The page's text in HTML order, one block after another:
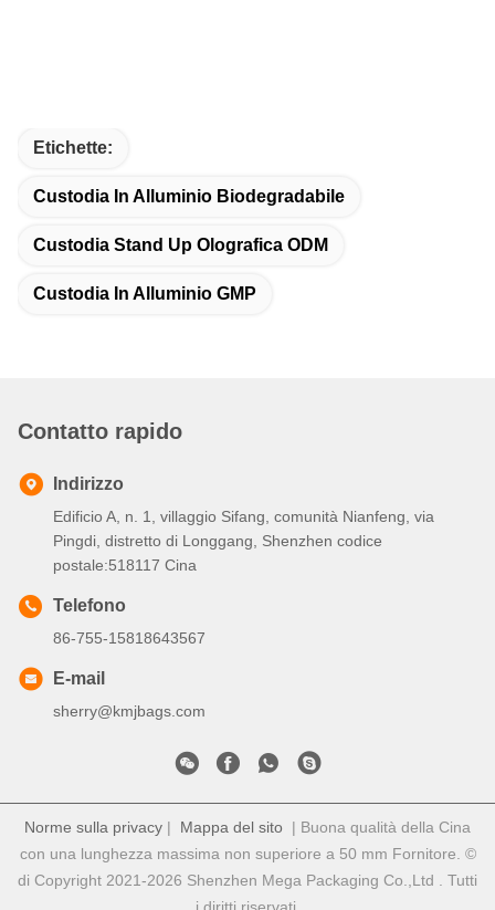
Etichette:
Custodia In Alluminio Biodegradabile
Custodia Stand Up Olografica ODM
Custodia In Alluminio GMP
Contatto rapido
Indirizzo
Edificio A, n. 1, villaggio Sifang, comunità Nianfeng, via
Pingdi, distretto di Longgang, Shenzhen codice
postale:518117 Cina
Telefono
86-755-15818643567
E-mail
sherry@kmjbags.com
Norme sulla privacy | Mappa del sito | Buona qualità della Cina
con una lunghezza massima non superiore a 50 mm Fornitore. ©
di Copyright 2021-2026 Shenzhen Mega Packaging Co.,Ltd . Tutti